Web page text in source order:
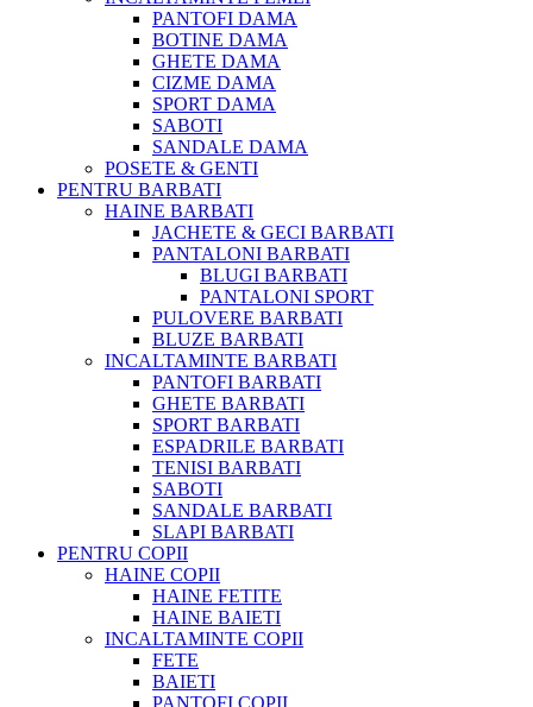
PANTOFI DAMA
BOTINE DAMA
GHETE DAMA
CIZME DAMA
SPORT DAMA
SABOTI
SANDALE DAMA
POSETE & GENTI
PENTRU BARBATI
HAINE BARBATI
JACHETE & GECI BARBATI
PANTALONI BARBATI
BLUGI BARBATI
PANTALONI SPORT
PULOVERE BARBATI
BLUZE BARBATI
INCALTAMINTE BARBATI
PANTOFI BARBATI
GHETE BARBATI
SPORT BARBATI
ESPADRILE BARBATI
TENISI BARBATI
SABOTI
SANDALE BARBATI
SLAPI BARBATI
PENTRU COPII
HAINE COPII
HAINE FETITE
HAINE BAIETI
INCALTAMINTE COPII
FETE
BAIETI
PANTOFI COPII